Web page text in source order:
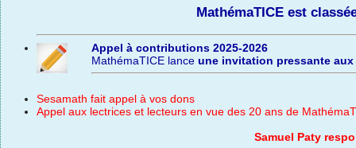
MathémaTICE est
Appel à contributions 2025-2026
MathémaTICE lance une invitation pressante
Sesamath fait appel à vos dons
Appel aux lectrices et lecteurs en vue des 20 ans de
Samuel Paty